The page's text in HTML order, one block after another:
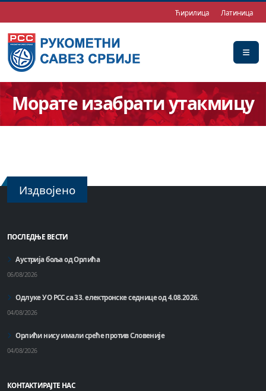
Ћирилица Латиница
Морате изабрати утакмицу
Издвојено
ПОСЛЕДЊЕ ВЕСТИ
Аустрија боља од Орлића
06/08/2026
Одлуке УО РСС са 33. електронске седнице од 4.08.2026.
04/08/2026
Орлићи нису имали среће против Словеније
04/08/2026
КОНТАКТИРАЈТЕ НАС